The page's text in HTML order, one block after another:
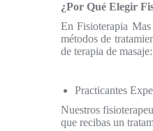
¿Por Qué Elegir
En Fisioterapia
métodos de
de terapia de masaje:
Practicantes
Nuestros
que recibas un